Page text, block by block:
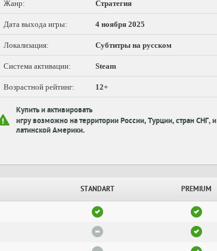
Жанр: Стратегия
Дата выхода игры: 4 ноября 2025
Локализация: Субтитры на русском
Система активации: Steam
Возрастной рейтинг: 12+
Купить и активировать
игру возможно на территории России, Турции, стран СНГ, и
латинской Америки.
STANDART PREMIUM